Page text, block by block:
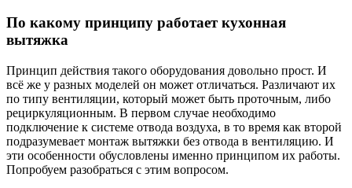
По какому принципу работает кухонная
вытяжка
Принцип действия такого оборудования довольно прост. И
всё же у разных моделей он может отличаться. Различают их
по типу вентиляции, который может быть проточным, либо
рециркуляционным. В первом случае необходимо
подключение к системе отвода воздуха, в то время как второй
подразумевает монтаж вытяжки без отвода в вентиляцию. И
эти особенности обусловлены именно принципом их работы.
Попробуем разобраться с этим вопросом.